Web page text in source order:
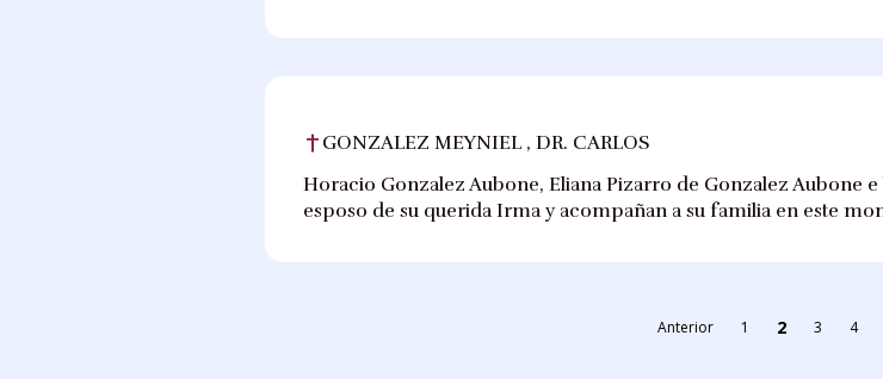
GONZALEZ MEYNIEL , DR. CARLOS
Horacio Gonzalez Aubone, Eliana Pizarro de Gonzalez Aubone
esposo de su querida Irma y acompañan a su familia en este
Anterior 1 2 3 4